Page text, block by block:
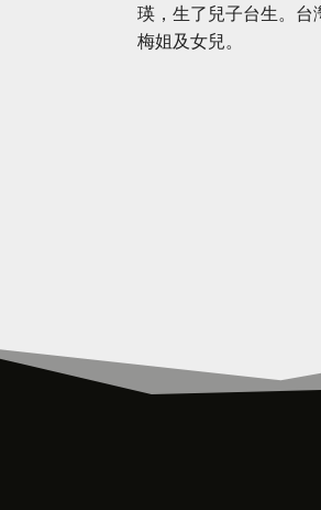
瑛，生了兒子台生。台
梅姐及女兒。